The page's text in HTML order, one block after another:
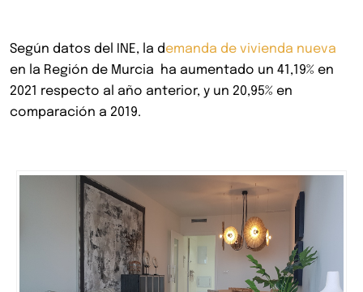
Según datos del INE, la demanda de vivienda nueva
en la Región de Murcia ha aumentado un 41,19% en
2021 respecto al año anterior, y un 20,95% en
comparación a 2019.